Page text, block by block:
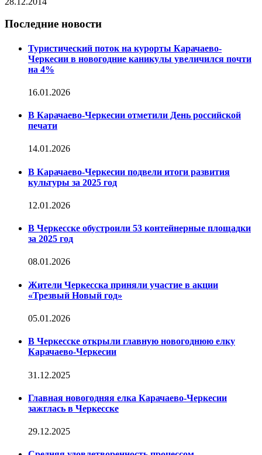
Последние новости
Туристический поток на курорты Карачаево-
Черкесии в новогодние каникулы увеличился почти
на 4%
16.01.2026
В Карачаево-Черкесии отметили День российской
печати
14.01.2026
В Карачаево-Черкесии подвели итоги развития
культуры за 2025 год
12.01.2026
В Черкесске обустроили 53 контейнерные площадки
за 2025 год
08.01.2026
Жители Черкесска приняли участие в акции
«Трезвый Новый год»
05.01.2026
В Черкесске открыли главную новогоднюю елку
Карачаево-Черкесии
31.12.2025
Главная новогодняя елка Карачаево-Черкесии
зажглась в Черкесске
29.12.2025